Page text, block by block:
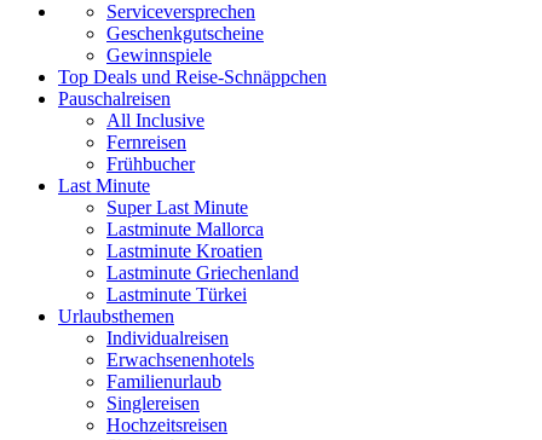
Serviceversprechen
Geschenkgutscheine
Gewinnspiele
Top Deals und Reise-Schnäppchen
Pauschalreisen
All Inclusive
Fernreisen
Frühbucher
Last Minute
Super Last Minute
Lastminute Mallorca
Lastminute Kroatien
Lastminute Griechenland
Lastminute Türkei
Urlaubsthemen
Individualreisen
Erwachsenenhotels
Familienurlaub
Singlereisen
Hochzeitsreisen